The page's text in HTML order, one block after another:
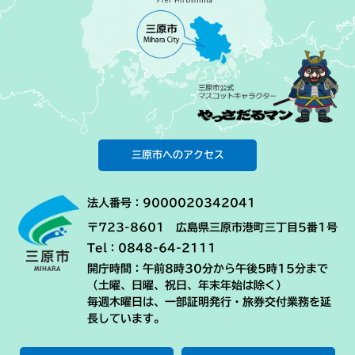
三原市へのアクセス
法人番号：9000020342041
〒723-8601 広島県三原市港町三丁目5番1号
Tel：0848-64-2111
開庁時間：午前8時30分から午後5時15分まで
（土曜、日曜、祝日、年末年始は除く）
毎週木曜日は、一部証明発行・旅券交付業務を延
長しています。